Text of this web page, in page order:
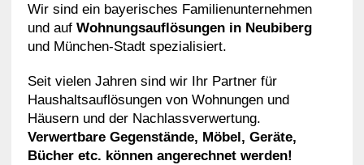
Wir sind ein bayerisches Familienunternehmen
und auf Wohnungsauflösungen in Neubiberg
und München-Stadt spezialisiert.
Seit vielen Jahren sind wir Ihr Partner für
Haushaltsauflösungen von Wohnungen und
Häusern und der Nachlassverwertung.
Verwertbare Gegenstände, Möbel, Geräte,
Bücher etc. können angerechnet werden!